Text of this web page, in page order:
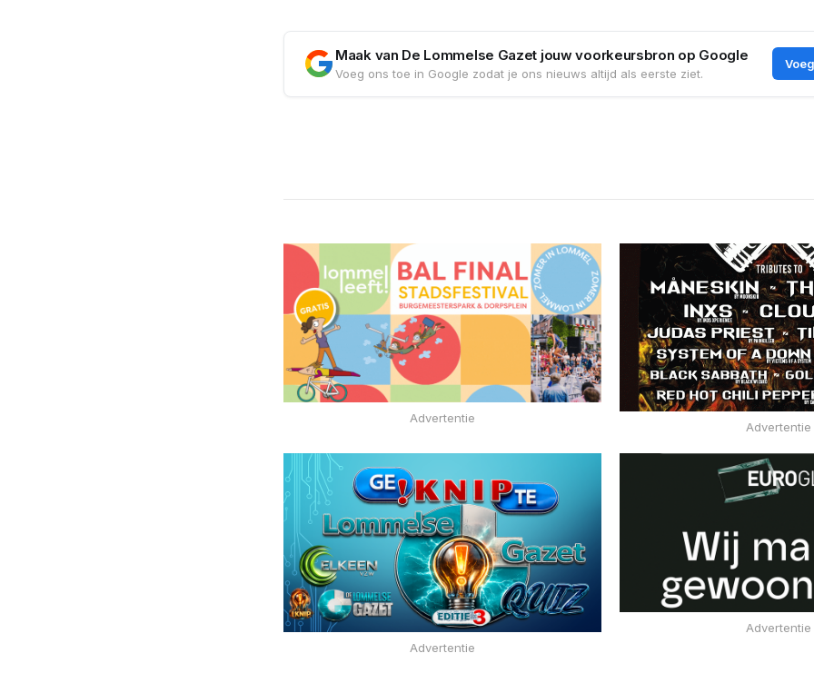
Maak van De Lommelse Gazet jouw voorkeursbron op Google
Voeg ons toe in Google zodat je ons nieuws altijd als eerste ziet.
Advertentie
Advertentie
Advertentie
Advertentie